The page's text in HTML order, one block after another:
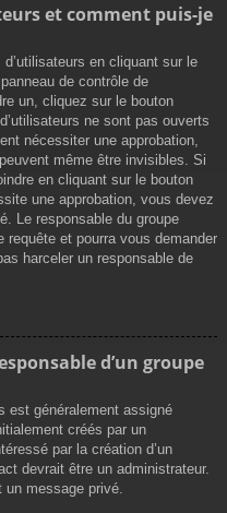
et comment puis-je
en cliquant sur le
de contrôle de
un, cliquez sur le bouton
ne sont pas ouverts
nécessiter une approbation,
même être invisibles. Si
en cliquant sur le bouton
une approbation, vous devez
Le responsable du groupe
requête et pourra vous demander
harceler un responsable de
d’un groupe
est généralement assigné
créés par un
par la création d’un
devrait être un administrateur.
message privé.